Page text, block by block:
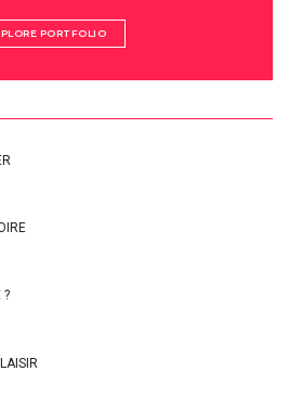
PORTFOLIO
?